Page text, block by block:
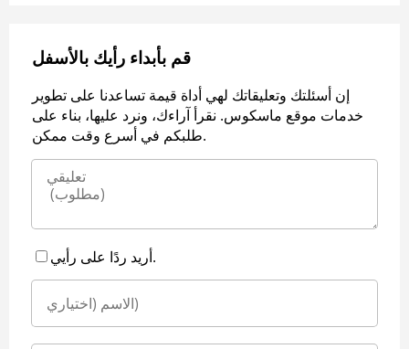
قم بأبداء رأيك بالأسفل
إن أسئلتك وتعليقاتك لهي أداة قيمة تساعدنا على تطوير
خدمات موقع ماسكوس. نقرأ آراءك، ونرد عليها، بناء على
طلبكم في أسرع وقت ممكن.
أريد ردًا على رأيي.